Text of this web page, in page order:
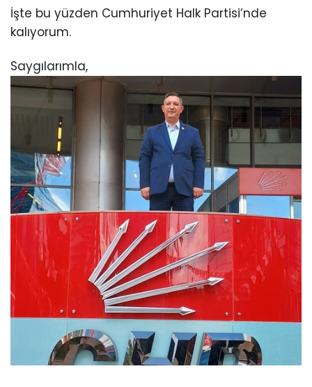
İşte bu yüzden Cumhuriyet Halk Partisi’nde
kalıyorum.
Saygılarımla,